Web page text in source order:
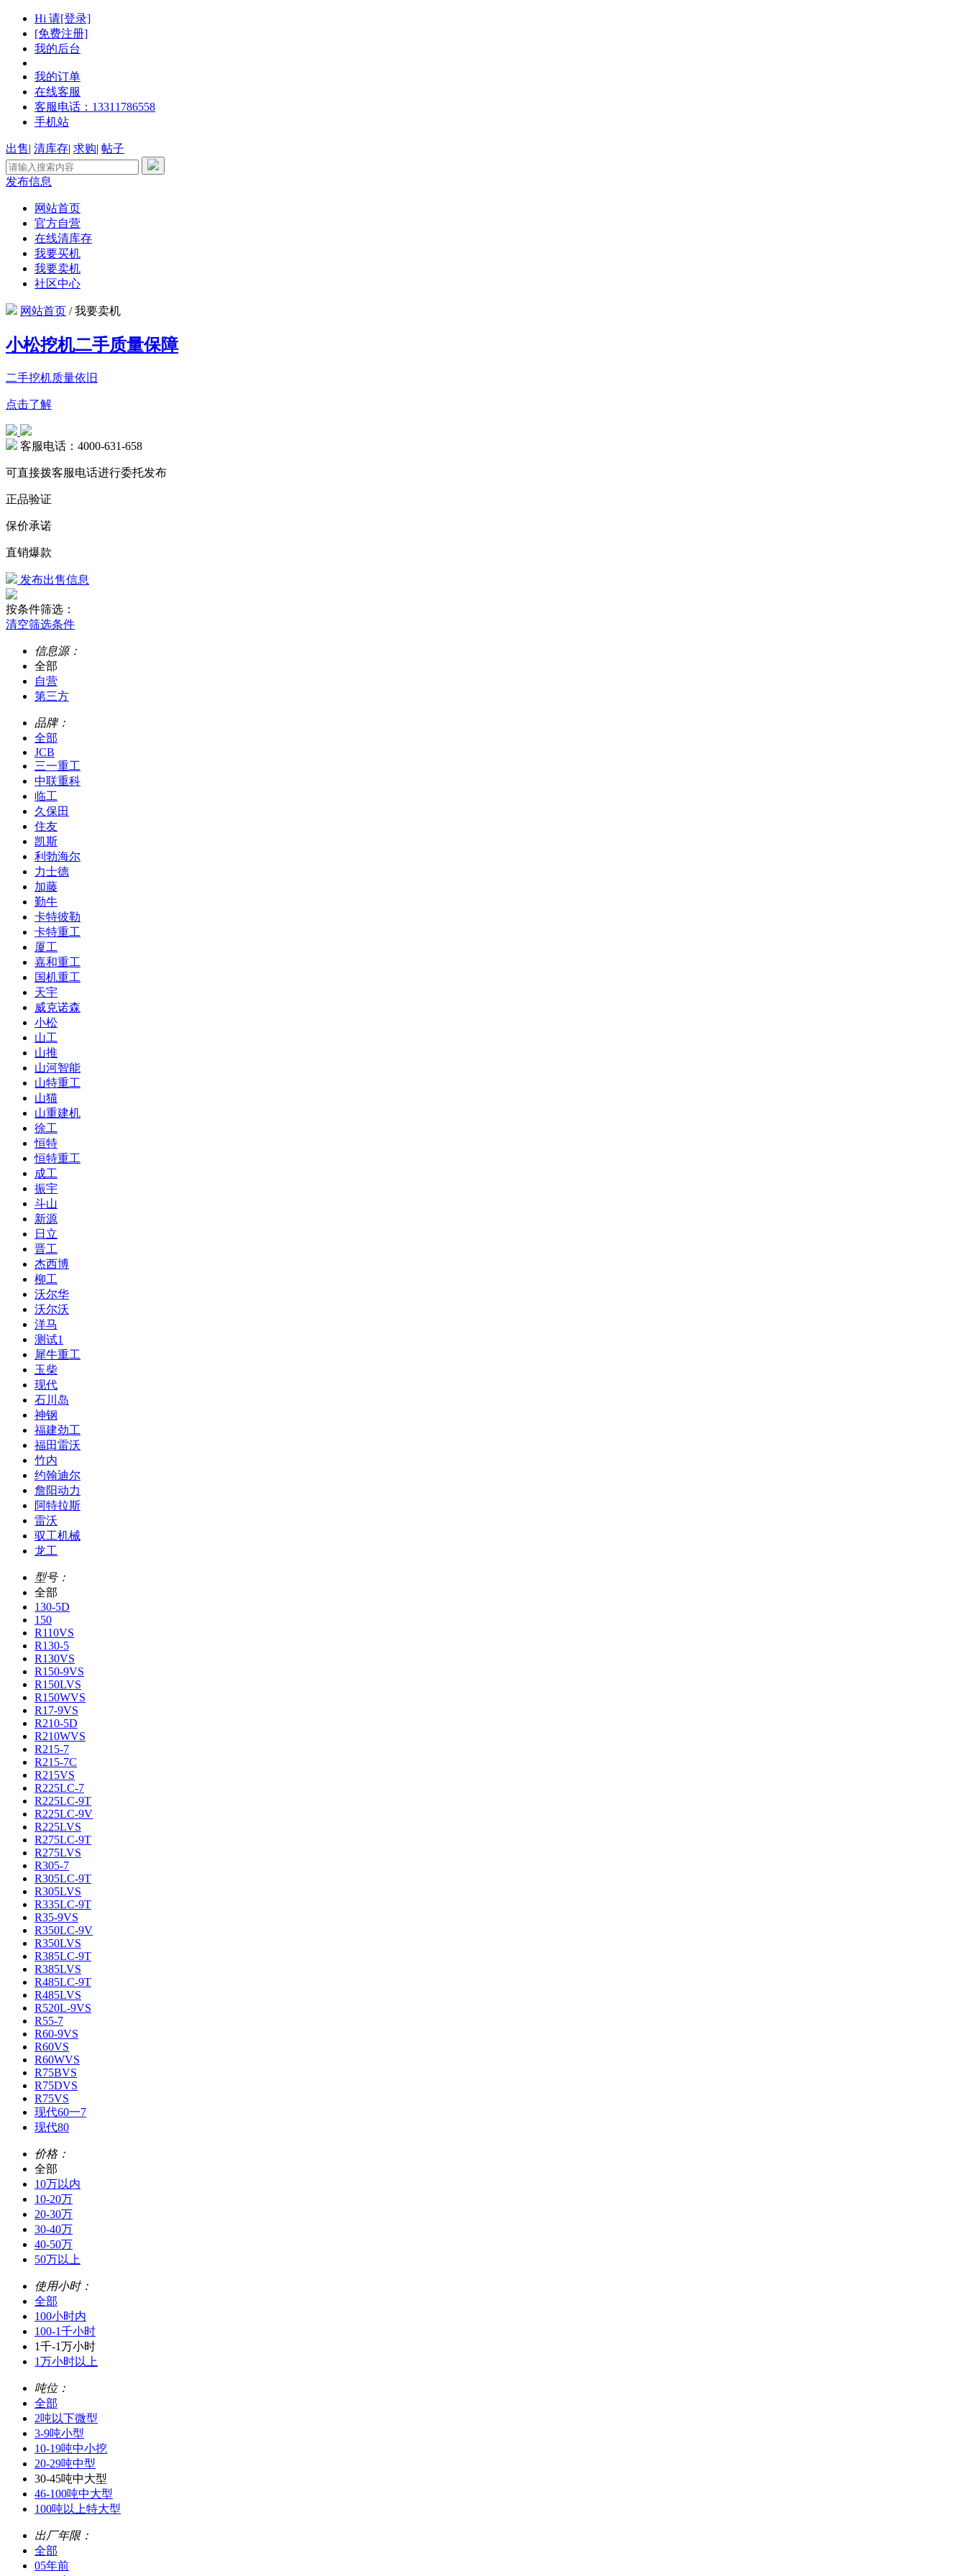
Hi 请[登录]
[免费注册]
我的后台
我的订单
在线客服
客服电话：13311786558
手机站
出售| 清库存| 求购| 帖子
发布信息
网站首页
官方自营
在线清库存
我要买机
我要卖机
社区中心
网站首页 /我要卖机
小松挖机二手质量保障
二手挖机质量依旧
点击了解
客服电话：4000-631-658
可直接拨客服电话进行委托发布
正品验证
保价承诺
直销爆款
发布出售信息
按条件筛选：
清空筛选条件
信息源：
全部
自营
第三方
品牌：
全部
JCB
三一重工
中联重科
临工
久保田
住友
凯斯
利勃海尔
力士德
加藤
勤牛
卡特彼勒
卡特重工
厦工
嘉和重工
国机重工
天宇
威克诺森
小松
山工
山推
山河智能
山特重工
山猫
山重建机
徐工
恒特
恒特重工
成工
振宇
斗山
新源
日立
晋工
杰西博
柳工
沃尔华
沃尔沃
洋马
测试1
犀牛重工
玉柴
现代
石川岛
神钢
福建劲工
福田雷沃
竹内
约翰迪尔
詹阳动力
阿特拉斯
雷沃
驭工机械
龙工
型号：
全部
130-5D
150
R110VS
R130-5
R130VS
R150-9VS
R150LVS
R150WVS
R17-9VS
R210-5D
R210WVS
R215-7
R215-7C
R215VS
R225LC-7
R225LC-9T
R225LC-9V
R225LVS
R275LC-9T
R275LVS
R305-7
R305LC-9T
R305LVS
R335LC-9T
R35-9VS
R350LC-9V
R350LVS
R385LC-9T
R385LVS
R485LC-9T
R485LVS
R520L-9VS
R55-7
R60-9VS
R60VS
R60WVS
R75BVS
R75DVS
R75VS
现代60一7
现代80
价格：
全部
10万以内
10-20万
20-30万
30-40万
40-50万
50万以上
使用小时：
全部
100小时内
100-1千小时
1千-1万小时
1万小时以上
吨位：
全部
2吨以下微型
3-9吨小型
10-19吨中小挖
20-29吨中型
30-45吨中大型
46-100吨中大型
100吨以上特大型
出厂年限：
全部
05年前